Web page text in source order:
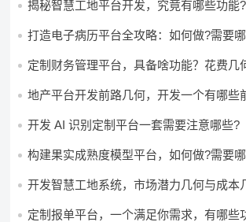
揭秘智慧工地平台开发，究竟有哪些功能?
打造电子病历平台全攻略：如何做?需要
定制财务管理平台，具备啥功能？花费几
地产平台开发前路几何，开发一个有哪些
开发 AI 识别定制平台一套需要注意哪些?
构建果实成熟度模型平台，如何做?需要
开发智慧工地系统，市场潜力几何与成本
定制报单平台，一个满足你需求，有哪些